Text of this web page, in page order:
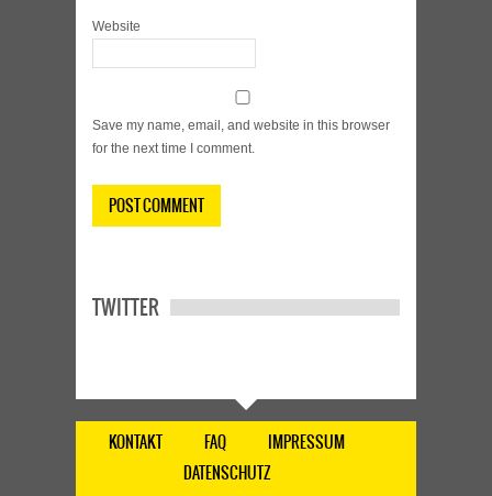
Website
Save my name, email, and website in this browser
for the next time I comment.
TWITTER
KONTAKT FAQ
IMPRESSUM
DATENSCHUTZ